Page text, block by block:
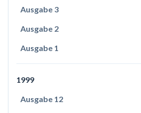
Ausgabe 3
Ausgabe 2
Ausgabe 1
1999
Ausgabe 12